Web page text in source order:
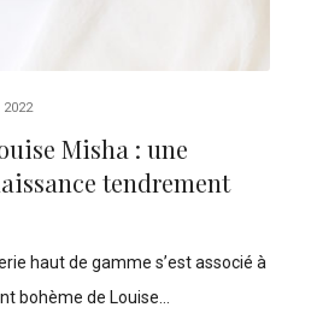
2022
Misha : une
tendrement
haut de gamme s’est associé à
bohème de Louise…